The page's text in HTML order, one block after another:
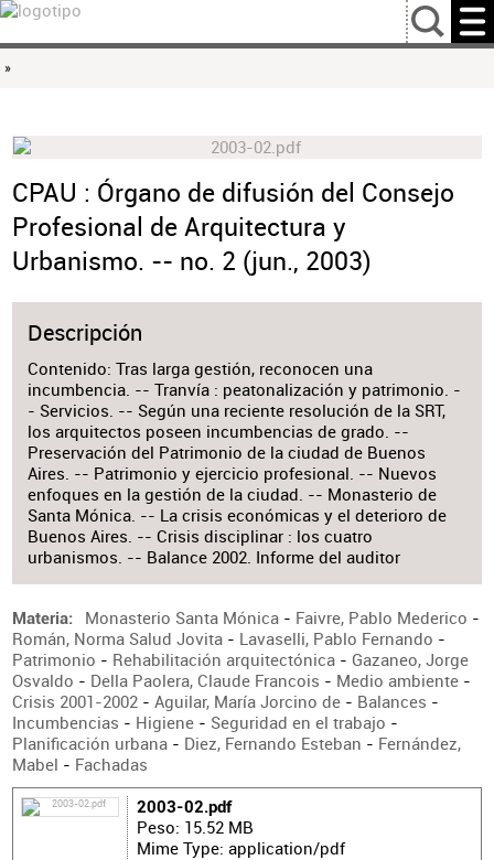
…
»
CPAU : Órgano de difusión del Consejo
Profesional de Arquitectura y
Urbanismo. -- no. 2 (jun., 2003)
Descripción
Contenido: Tras larga gestión, reconocen una
incumbencia. -- Tranvía : peatonalización y patrimonio. -
- Servicios. -- Según una reciente resolución de la SRT,
los arquitectos poseen incumbencias de grado. --
Preservación del Patrimonio de la ciudad de Buenos
Aires. -- Patrimonio y ejercicio profesional. -- Nuevos
enfoques en la gestión de la ciudad. -- Monasterio de
Santa Mónica. -- La crisis económicas y el deterioro de
Buenos Aires. -- Crisis disciplinar : los cuatro
urbanismos. -- Balance 2002. Informe del auditor
Materia Monasterio Santa Mónica - Faivre, Pablo Mederico -
Román, Norma Salud Jovita- Lavaselli, Pablo Fernando -
Patrimonio - Rehabilitación arquitectónica- Gazaneo, Jorge
Osvaldo - Della Paolera, Claude Francois - Medio ambiente-
Crisis 2001-2002- Aguilar, María Jorcino de- Balances -
Incumbencias - Higiene- Seguridad en el trabajo -
Planificación urbana- Diez, Fernando Esteban - Fernández,
Mabel - Fachadas
2003-02.pdf
Peso: 15.52 MB
Mime Type: application/pdf